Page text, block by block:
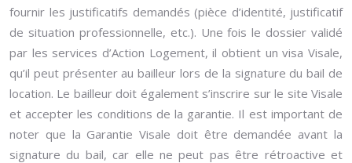
fournir les justificatifs demandés (pièce d’identité, justificatif
de situation professionnelle, etc.). Une fois le dossier validé
par les services d’Action Logement, il obtient un visa Visale,
qu’il peut présenter au bailleur lors de la signature du bail de
location. Le bailleur doit également s’inscrire sur le site Visale
et accepter les conditions de la garantie. Il est important de
noter que la Garantie Visale doit être demandée avant la
signature du bail, car elle ne peut pas être rétroactive et